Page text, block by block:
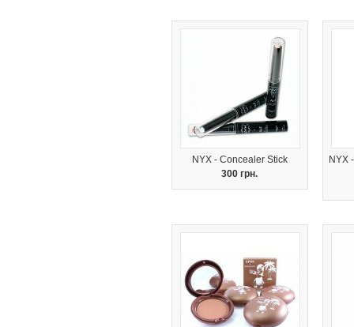
NYX - Concealer Stick
300 грн.
NYX